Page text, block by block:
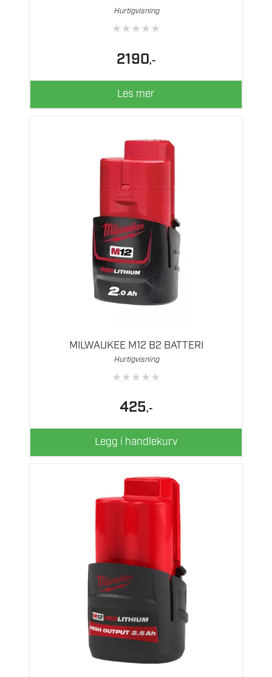
Hurtigvisning
★★★★★
2190,-
Les mer
MILWAUKEE M12 B2 BATTERI
Hurtigvisning
★★★★★
425,-
Legg i handlekurv